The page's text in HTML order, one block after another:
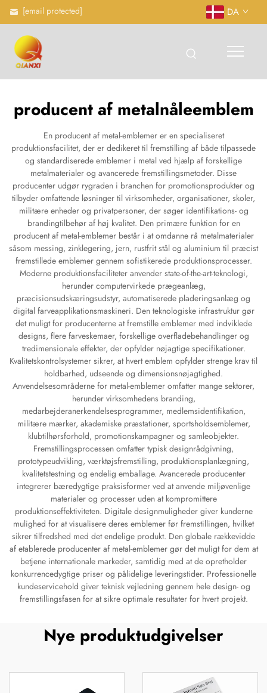
[email protected] DA
producent af metalnåleemblem
En producent af metal-emblemer er en specialiseret
produktionsfacilitet, der er dedikeret til fremstilling af både tilpassede
og standardiserede emblemer i metal ved hjælp af forskellige
metalmaterialer og avancerede fremstillingsmetoder. Disse
producenter udgør rygraden i branchen for promotionsprodukter og
tilbyder omfattende løsninger til virksomheder, organisationer, skoler,
militære enheder og privatpersoner, der søger identifikations- og
brandingtilbehør af høj kvalitet. Den primære funktion for en
producent af metal-emblemer består i at omdanne rå metalmaterialer
såsom messing, zinklegering, jern, rustfrit stål og aluminium til præcist
fremstillede emblemer gennem sofistikerede produktionsprocesser.
Moderne produktionsfaciliteter anvender state-of-the-art-teknologi,
herunder computervirkede prægeanlæg,
præcisionsudskæringsudstyr, automatiserede pladeringsanlæg og
digital farveapplikationsmaskineri. Den teknologiske infrastruktur gør
det muligt for producenterne at fremstille emblemer med indviklede
designs, flere farveskemaer, forskellige overfladebehandlinger og
tredimensionale effekter, der opfylder nøjagtige specifikationer.
Kvalitetskontrolsystemer sikrer, at hvert emblem opfylder strenge krav til
holdbarhed, udseende og dimensionsnøjagtighed.
Anvendelsesområderne for metal-emblemer omfatter mange sektorer,
herunder virksomhedens branding,
medarbejderanerkendelsesprogrammer, medlemsidentifikation,
militære mærker, akademiske præstationer, sportsholdsemblemer,
klubtilhørsforhold, promotionskampagner og samleobjekter.
Fremstillingsprocessen omfatter typisk designrådgivning,
prototypeudvikling, værktøjsfremstilling, produktionsplanlægning,
kvalitetstestning og endelig emballage. Avancerede producenter
integrerer bæredygtige praksisformer ved at anvende miljøvenlige
materialer og processer uden at kompromittere
produktionseffektiviteten. Digitale designmuligheder giver kunderne
mulighed for at visualisere deres emblemer før fremstillingen, hvilket
sikrer tilfredshed med det endelige produkt. Den globale rækkevidde
af etablerede producenter af metal-emblemer gør det muligt for dem at
betjene internationale markeder, samtidig med at de opretholder
konkurrencedygtige priser og pålidelige leveringstider. Professionelle
kundeservicehold giver teknisk vejledning gennem hele design- og
fremstillingsfasen for at sikre optimale resultater for hvert projekt.
Nye produktudgivelser